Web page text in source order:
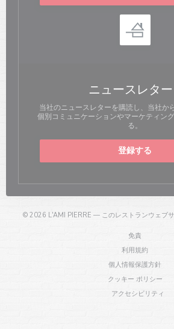
ニュースレター
当社のニュースレターを購読し、当社か
個別コミュニケーションやマーケティン
る。
登録する
© 2026 L'AMI PIERRE — このレストランウェブ
免責
利用規約
個人情報保護方針((新
クッキー ポリシー((新
アクセシビリティ